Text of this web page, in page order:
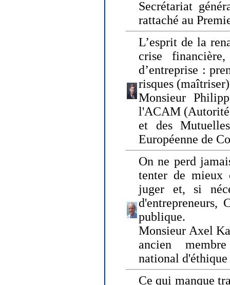
Secrétariat
rattaché au
L’esprit de la
crise
d’entreprise :
risques
Monsieur
l'ACAM (Autorité
et des
Européenne de
On ne perd
tenter de mieux
juger et, si
d'entrepreneurs,
publique.
Monsieur Axel
ancien
national d'éthique
Ce qui manque